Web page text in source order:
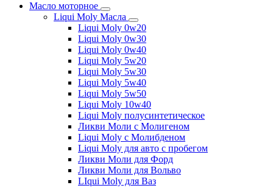
Масло моторное
Liqui Moly Масла
Liqui Moly 0w20
Liqui Moly 0w30
Liqui Moly 0w40
Liqui Moly 5w20
Liqui Moly 5w30
Liqui Moly 5w40
Liqui Moly 5w50
Liqui Moly 10w40
Liqui Moly полусинтетическое
Ликви Моли с Молигеном
Liqui Moly с Молибденом
Liqui Moly для авто с пробегом
Ликви Моли для Форд
Ликви Моли для Вольво
LIqui Moly для Ваз